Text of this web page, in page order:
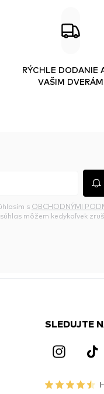
RÝCHLE DODANIE
VAŠIM DVERÁM
s OBCHODNÝMI
môžem kedykoľvek
SLEDUJTE